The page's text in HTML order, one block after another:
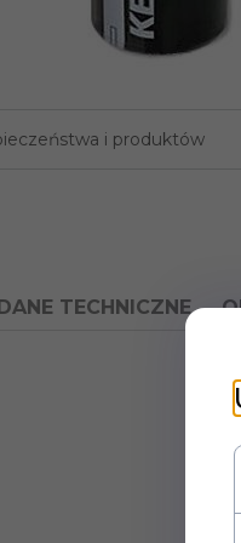
i produktów
TECHNICZNE